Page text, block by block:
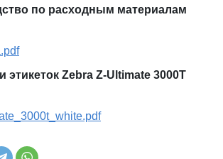
по расходным материалам
этикеток Zebra Z-Ultimate 3000T